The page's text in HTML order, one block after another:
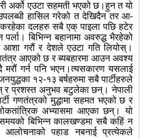
अर्को एउटा सहमती भएको छ।हुन त यो
हासिल गरेको त देखिदैन तर आ-
दलहरु सबै एक् पाइला पछि हटेर
बिभिन्न बहानामा अवरुद्ध भैरहेको
आशा गरौं र देशले एउटा गति लियोस्।
आएको छ र ब्यबहारमा आउन अवश्य
मरौं गर्न पनि भएन।त्यसकारण यसलाई
१२-१३ बर्षहरुमा सबै पार्टीहरुले
र प्रशस्त अनुभव बटुलेका छन्। नेपाली
गणतंत्रको मुद्धामा सहमत भएको छ र
अभ्यासमा आएका छन्। यो
बिभिन्न कालखण्डमा सबै कहिं न
पहाड नबनाई प्रत्येकले